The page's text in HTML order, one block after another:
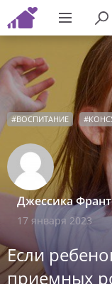
#ВОСПИТАНИЕ #
Джессика
17 января 2023
Если
приемных